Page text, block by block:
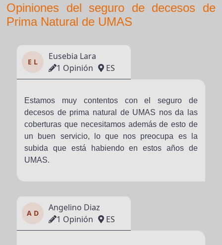
Opiniones del seguro de decesos de
Prima Natural de UMAS
E L
Eusebia Lara
1 Opinión
ES
Estamos muy contentos con el seguro de
decesos de prima natural de UMAS nos da las
coberturas que necesitamos además de esto de
un buen servicio, lo que nos preocupa es la
subida que está habiendo en estos años de
UMAS.
A D
Angelino Diaz
1 Opinión
ES